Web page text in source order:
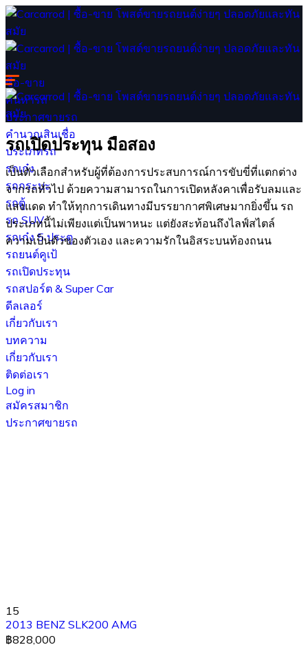
ซื้อ-ขาย
ค้นหารถ
ประกาศขายรถ
คำนวณสินเชื่อ
ประเภทรถ
รถเก๋ง
รถกระบะ
รถตู้
รถ SUV
รถเก๋ง 5 ประตู
รถยนต์คูเป้
รถเปิดประทุน
รถสปอร์ต & Super Car
ดีลเลอร์
เกี่ยวกับเรา
บทความ
เกี่ยวกับเรา
ติดต่อเรา
Log in
สมัครสมาชิก
ประกาศขายรถ
รถเปิดประทุน มือสอง
เป็นตัวเลือกสำหรับผู้ที่ต้องการประสบการณ์การขับขี่ที่แตกต่าง
จากรถทั่วไป ด้วยความสามารถในการเปิดหลังคาเพื่อรับลมและ
แสงแดด ทำให้ทุกการเดินทางมีบรรยากาศพิเศษมากยิ่งขึ้น รถ
ประเภทนี้ไม่เพียงแต่เป็นพาหนะ แต่ยังสะท้อนถึงไลฟ์สไตล์
ความเป็นตัวของตัวเอง และความรักในอิสระบนท้องถนน
15
2013 BENZ SLK200 AMG
฿828,000